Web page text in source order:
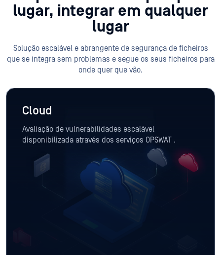
lugar, integrar em qualquer
lugar
Solução escalável e abrangente de segurança de ficheiros
que se integra sem problemas e segue os seus ficheiros para
onde quer que vão.
Cloud
Avaliação de vulnerabilidades escalável
disponibilizada através dos serviços OPSWAT .